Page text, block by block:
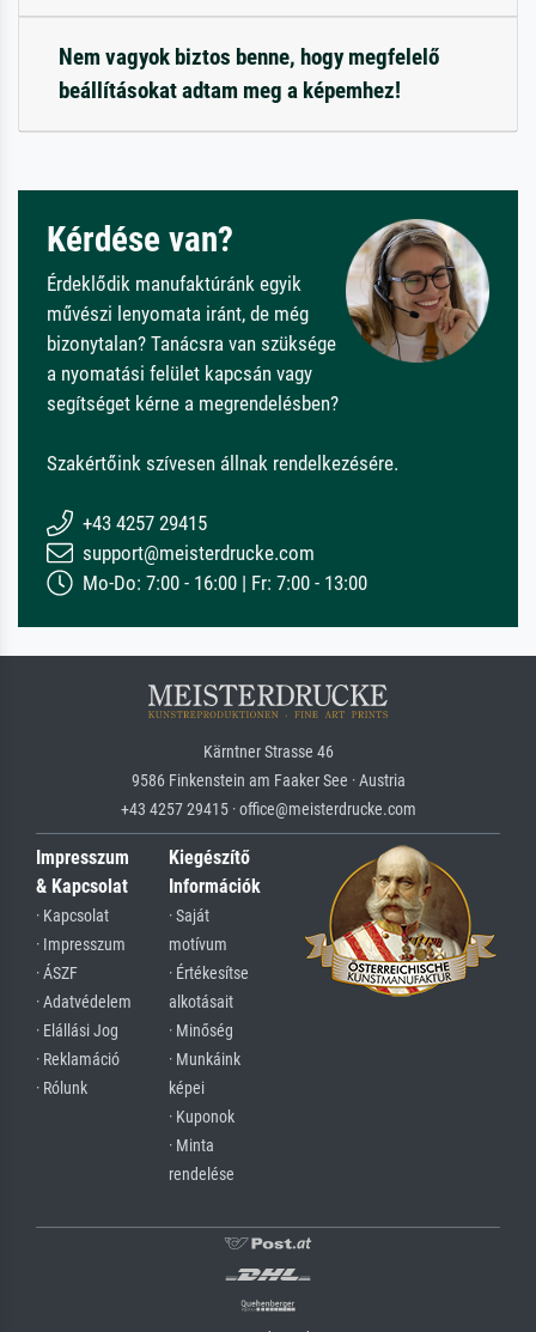
Nem vagyok biztos benne, hogy megfelelő
beállításokat adtam meg a képemhez!
Kérdése van?
Érdeklődik manufaktúránk egyik
művészi lenyomata iránt, de még
bizonytalan? Tanácsra van szüksége
a nyomatási felület kapcsán vagy
segítséget kérne a megrendelésben?
Szakértőink szívesen állnak rendelkezésére.
+43 4257 29415
support@meisterdrucke.com
Mo-Do: 7:00 - 16:00 | Fr: 7:00 - 13:00
Kärntner Strasse 46
9586 Finkenstein am Faaker See · Austria
+43 4257 29415 · office@meisterdrucke.com
Impresszum
& Kapcsolat
· Kapcsolat
· Impresszum
· ÁSZF
· Adatvédelem
· Elállási Jog
· Reklamáció
· Rólunk
Kiegészítő
Információk
· Saját
motívum
· Értékesítse
alkotásait
· Minőség
· Munkáink
képei
· Kuponok
· Minta
rendelése